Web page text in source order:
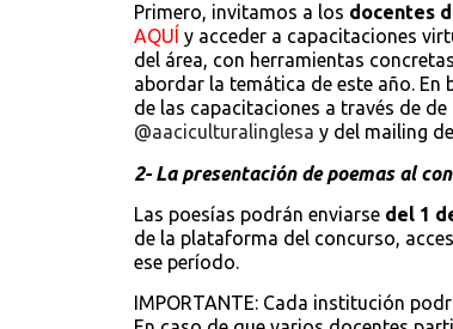
Primero, invitamos a los docentes
AQUÍ y acceder a capacitaciones
del área, con herramientas
abordar la temática de este año. En
de las capacitaciones a través de
@aaciculturalinglesa y del mailing
2- La presentación de poemas al
Las poesías podrán enviarse del 1
de la plataforma del concurso,
ese período.
IMPORTANTE: Cada institución